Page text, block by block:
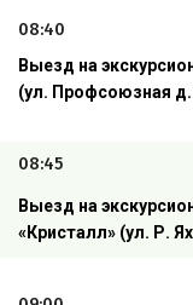
08:40
Выезд на
(ул. Профсоюзная
08:45
Выезд на
«Кристалл» (ул. Р.